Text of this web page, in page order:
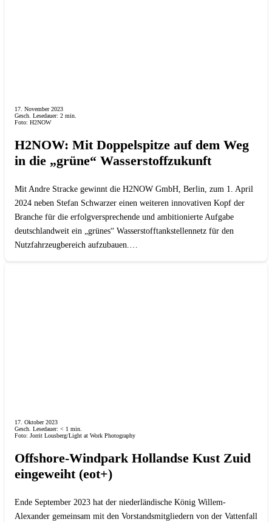
17. November 2023
Gesch. Lesedauer: 2 min.
Foto: H2NOW
H2NOW: Mit Doppelspitze auf dem Weg
in die „grüne“ Wasserstoffzukunft
Mit Andre Stracke gewinnt die H2NOW GmbH, Berlin, zum 1. April
2024 neben Stefan Schwarzer einen weiteren innovativen Kopf der
Branche für die erfolgversprechende und ambitionierte Aufgabe
deutschlandweit ein „grünes“ Wasserstofftankstellennetz für den
Nutzfahrzeugbereich aufzubauen.…
17. Oktober 2023
Gesch. Lesedauer: < 1 min.
Foto: Jorrit Lousberg/Light at Work Photography
Offshore-Windpark Hollandse Kust Zuid
eingeweiht (eot+)
Ende September 2023 hat der niederländische König Willem-
Alexander gemeinsam mit den Vorstandsmitgliedern von der Vattenfall